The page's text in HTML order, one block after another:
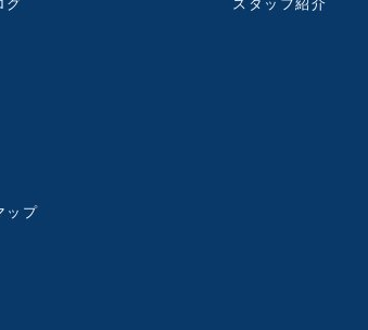
グ スタッフ紹介
ップ